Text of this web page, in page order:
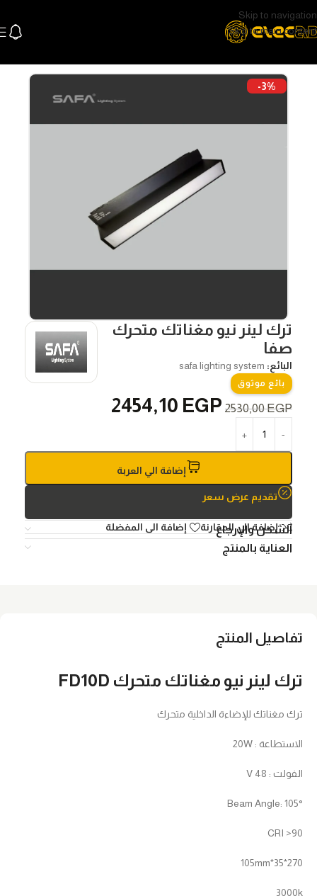
Skip to navigation
Skip to main content
-3%
ترك لينر نيو مغناتك متحرك
صفا
البائع: safa lighting system
بائع موثوق
2530,00EGP
2454,10 EGP
إضافة الي العربة
تقديم عرض سعر
إضافة الي المقارنة إضافة الى المفضلة
الشحن والإرجاع
العناية بالمنتج
تفاصيل المنتج
ترك لينر نيو مغناتك متحرك FD10D
ترك مغناتك للإضاءة الداخلية متحرك
الاستطاعة : 20W
الفولت : 48 V
Beam Angle: 105°
CRI >90
270*35*105mm
3000k